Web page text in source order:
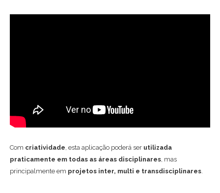
Com criatividade, esta aplicação poderá ser utilizada
praticamente em todas as áreas disciplinares, mas
principalmente em projetos inter, multi e transdisciplinares.